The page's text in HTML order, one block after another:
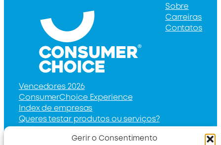
Gerir o Consentimento
Sobre
Carreiras
Contatos
Vencedores 2026
ConsumerChoice Experience
Index de empresas
Queres testar produtos ou serviços?
Política de Cookies